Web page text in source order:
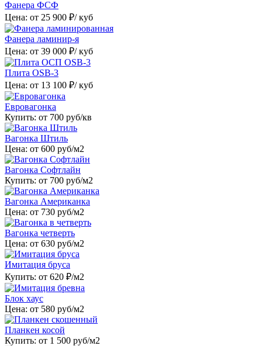
Фанера ФСФ
Цена: от 25 900 ₽/ куб
Фанера ламинир-я
Цена: от 39 000 ₽/ куб
Плита OSB-3
Цена: от 13 100 ₽/ куб
Евровагонка
Купить: от 700 руб/кв
Вагонка Штиль
Цена: от 600 руб/м2
Вагонка Софтлайн
Купить: от 700 руб/м2
Вагонка Американка
Цена: от 730 руб/м2
Вагонка четверть
Цена: от 630 руб/м2
Имитация бруса
Купить: от 620 ₽/м2
Блок хаус
Цена: от 580 руб/м2
Планкен косой
Купить: от 1 500 руб/м2